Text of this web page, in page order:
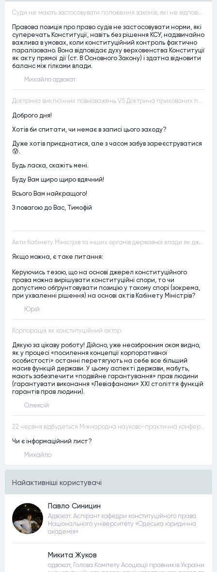
Суди не мають застосовувати положення законів, які не відповідають Конституції, незалежно від того, чи визнавалися вони Конституційним Судом України неконституційними, тобто закони, що суперечать Конституції України не можуть застосовуватися навіть у випадках, коли вони є чинними
Правова позиція про право судів не застосовувати норми, які
суперечать Конституції, навіть без рішення КСУ, надзвичайно
важлива в умовах, коли конституційний контроль фактично
паралізовано. Вона відповідає духу верховенства Конституції
як акту прямої дії (ст. 8 Основного Закону) і здатна відновити
баланс між гілками влади.
Михайло адвокат
Доктрина виключних повноважень VS Доктрина прихованих повноважень
Доброго дня!
Хотів би спитати, чи немає в записі цього заходу?
Дуже хотів приєднатися, але з часом забув зареєструватися
😰.
Будь ласка, скажіть мені.
Буду Вам щиро щиро вдячний!
Всього Вам найкращого!
З повагою до Вас, Тимофій
Акти Кабінету Міністрів та інших органів державної влади як джерела конституційного права
Якщо можна, є таке питання:
Керуючись тезою, що на основі джерел конституційного
права можна вирішувати конституційні спори, то чи
допустимо обґрунтовувати позицію у такому спорі (зокрема,
при ухваленні рішення) на основі актів Кабінету Міністрів?
Юрій
Корпорація як конституційний актор
Дякую за цікаву роботу! Дійсно, уже неозброєним оком видно,
як у процесі «посилення концепції корпоративної
особистості» останні перетягують на себе все більший
масив функцій держави. У цьому аспекті держави, мабуть,
мають забезпечити «подвійне гарантування» прав людини
(гарантувати виконання «Левіафанами» ХХІ століття функцій
гарантів прав людини).
Олексій
22 червня відбудеться Міжнародна науково-практична конференція “Конституційна демократія в умовах загроз територіальній цілісності та національній безпеці”
Чи є інформаційний лист?
Михайло
Найактивнiшi користувачi
Павло Синицин
Адвокат. Аспірант кафедри конституційного права
Національного університету «Одеська юридична
академія»
Микита Жуков
адвокат, Голова Комітету Асоціації правників України